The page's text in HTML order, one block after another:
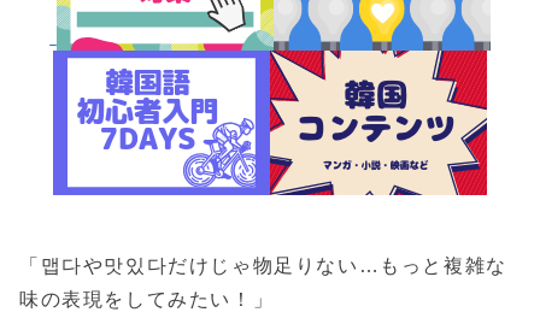
「맵다や맛있다だけじゃ物足りない…もっと複雑な
味の表現をしてみたい！」